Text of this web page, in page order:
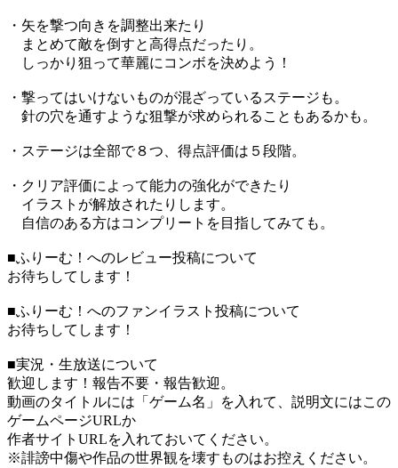
・矢を撃つ向きを調整出来たり
まとめて敵を倒すと高得点だったり。
しっかり狙って華麗にコンボを決めよう！
・撃ってはいけないものが混ざっているステージも。
針の穴を通すような狙撃が求められることもあるかも。
・ステージは全部で８つ、得点評価は５段階。
・クリア評価によって能力の強化ができたり
イラストが解放されたりします。
自信のある方はコンプリートを目指してみても。
■ふりーむ！へのレビュー投稿について
お待ちしてします！
■ふりーむ！へのファンイラスト投稿について
お待ちしてします！
■実況・生放送について
歓迎します！報告不要・報告歓迎。
動画のタイトルには「ゲーム名」を入れて、説明文にはこの
ゲームページURLか
作者サイトURLを入れておいてください。
※誹謗中傷や作品の世界観を壊すものはお控えください。